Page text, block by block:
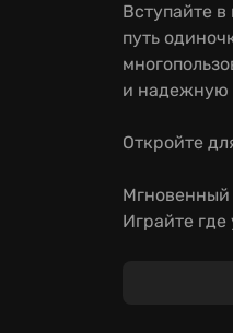
Вступайте
путь
и надежную
Откройте
Мгновенный
Играйте